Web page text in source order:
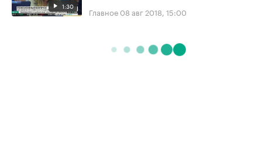
1:30 Главное 08 авг 2018, 15:00